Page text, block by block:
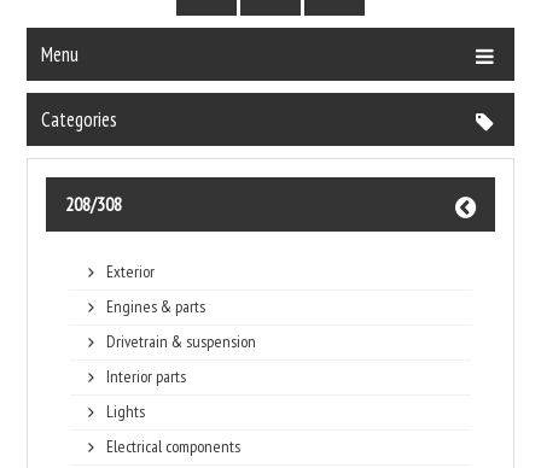
Menu
Categories
208/308
Exterior
Engines & parts
Drivetrain & suspension
Interior parts
Lights
Electrical components